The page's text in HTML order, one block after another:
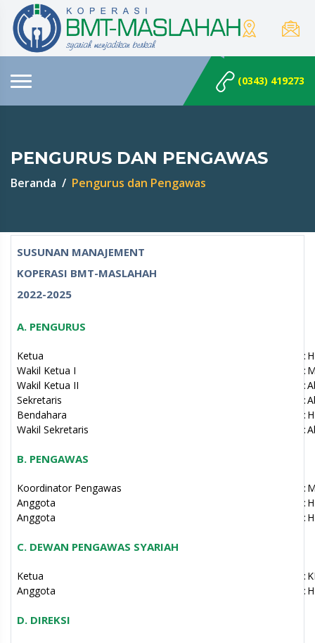
(0343) 419273
PENGURUS DAN PENGAWAS
Beranda Pengurus dan Pengawas
SUSUNAN MANAJEMENT
KOPERASI BMT-MASLAHAH
2022-2025
A. PENGURUS
Ketua :
Wakil Ketua I
:
Wakil Ketua II
:
Sekretaris
:
Bendahara
:
Wakil Sekretaris
:
B. PENGAWAS
Koordinator Pengawas :
Anggota
:
Anggota
:
C. DEWAN PENGAWAS SYARIAH
Ketua :
Anggota
:
D. DIREKSI